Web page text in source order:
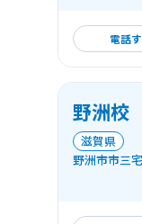
電話
詳細を見る
野洲校
滋賀県
野洲市市三
詳細を見る